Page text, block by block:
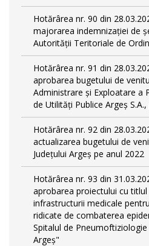
Hotărârea nr. 90 din
majorarea indemnizației de
Autorității Teritoriale de
Hotărârea nr. 91 din
aprobarea bugetului de
Administrare și Exploatare a
de Utilități Publice Argeș
Hotărârea nr. 92 din
actualizarea bugetului de
Județului Argeș pe anul 2022
Hotărârea nr. 93 din
aprobarea proiectului cu
infrastructurii medicale
ridicate de combaterea
Spitalul de Pneumoftiziologie
Argeș"